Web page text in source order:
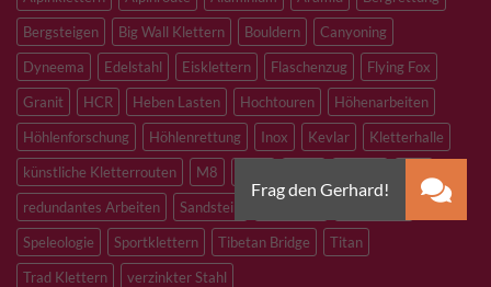
Bergsteigen
Big Wall Klettern Bouldern
Canyoning
Dyneema
Edelstahl Eisklettern Flaschenzug
Flying Fox
Granit
HCR Heben Lasten Hochtouren
Höhenarbeiten
Höhlenforschung
Höhlenrettung Inox Kevlar
Kletterhalle
künstliche Kletterrouten
M8
redundantes Arbeiten
Sandstein
Speleologie
Sportklettern Tibetan Bridge
Titan
Trad Klettern
verzinkter Stahl